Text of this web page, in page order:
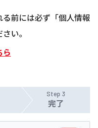
前には必ず「個人情報
い。
Step 3
完了